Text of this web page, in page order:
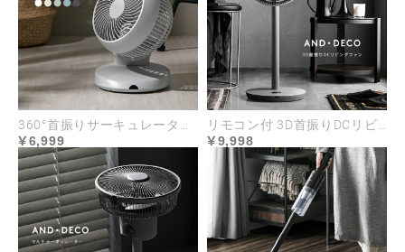
360°首振りサーキュレーター マイナスイオン搭載タイプ
6,999
リモコン付 3D首振りDCリビングファン
9,998